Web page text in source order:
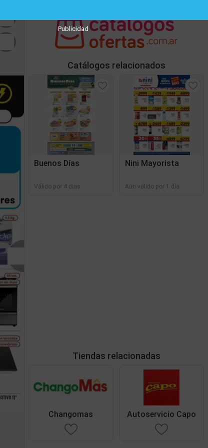
Publicidad
Catálogos relacionados
Buenos Días
Válido por 4 días
Nini Mayorista
Aún válido por 1 día
Tiendas relacionadas
Changomas Autoservicio Capo